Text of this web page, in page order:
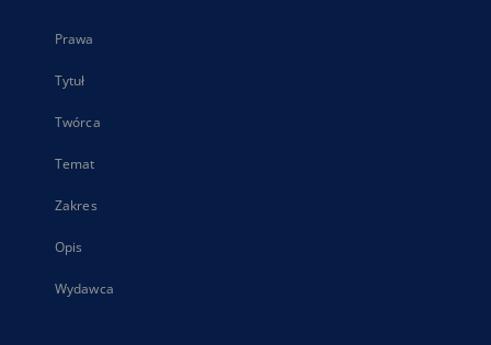
Prawa
Tytuł
Twórca
Temat
Zakres
Opis
Wydawca